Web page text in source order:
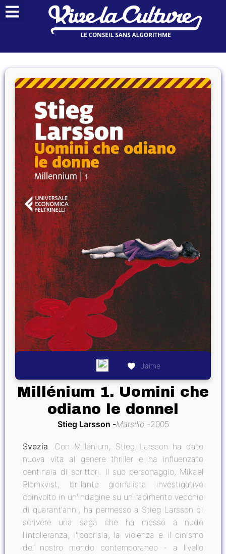
J’aime
Millénium 1. Uomini che
odiano le donnel
Stieg Larsson Marsilio 2005
Svezia . Con Millénium, Stieg Larsson ha dato
nuova vita al genere thriller e ha influenzato
centinaia di scrittori. Il suo personaggio, Mikael
Blomkvist, brillante giornalista investigativo
coinvolto in un'indagine su un rapimento vecchio
di quarant'anni, ha permesso a Stieg Larsson di
scrivere una saga che ha messo a nudo
l'intolleranza, l'ipocrisia, la violenza e il cinismo
del nostro mondo contemporaneo - a livello